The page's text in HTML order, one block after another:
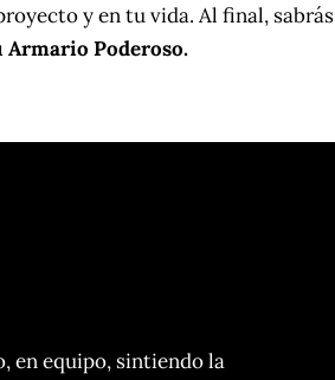
y en tu vida. Al final, sabrás
Poderoso.
en equipo, sintiendo la